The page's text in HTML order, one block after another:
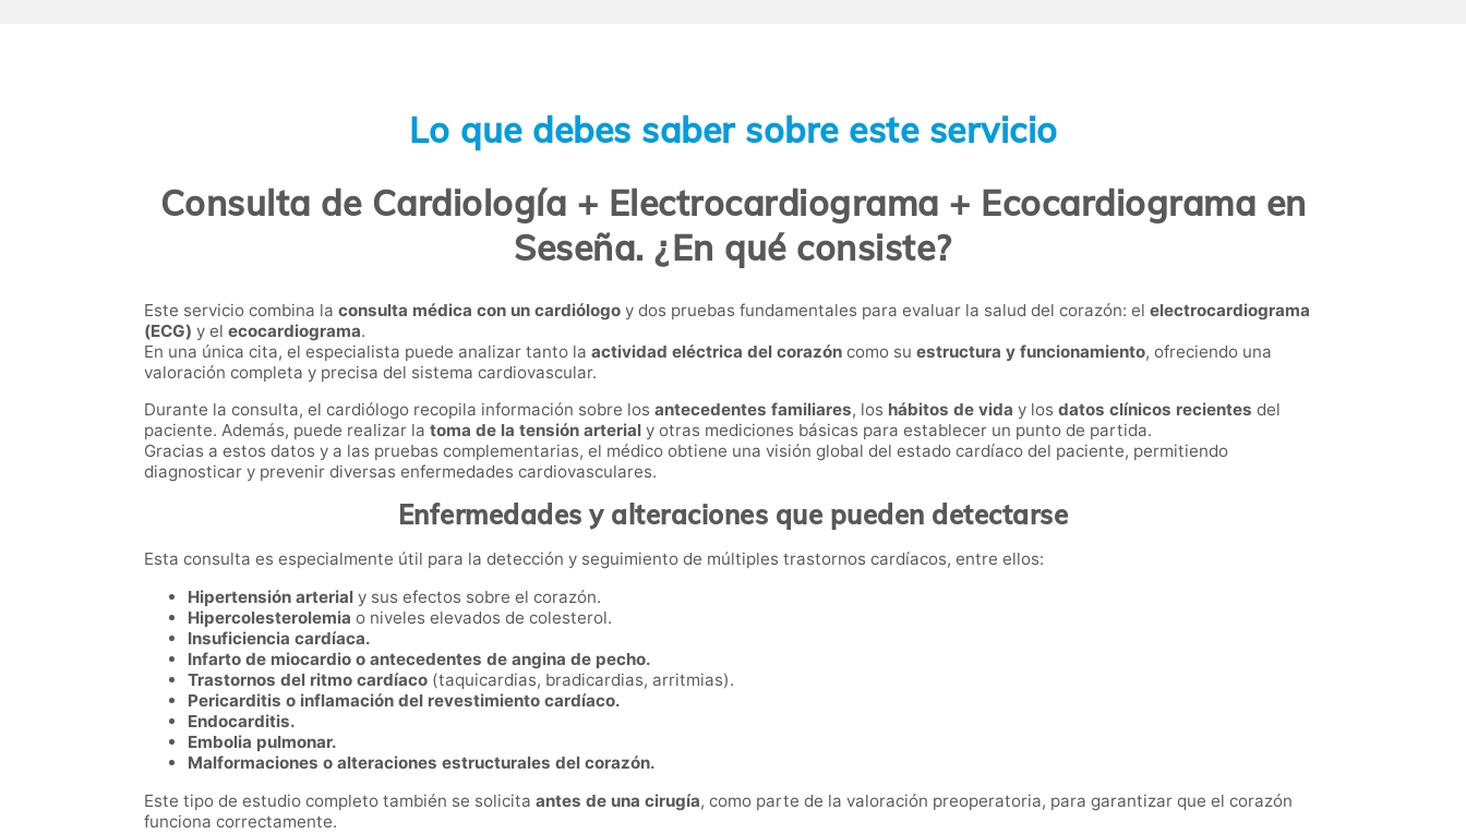
Lo que debes saber sobre este servicio
Consulta de Cardiología + Electrocardiograma + Ecocardiograma en
Seseña. ¿En qué consiste?
Este servicio combina la consulta médica con un cardiólogo y dos pruebas fundamentales para evaluar la salud del corazón: el electrocardiograma
(ECG) y el ecocardiograma.
En una única cita, el especialista puede analizar tanto la actividad eléctrica del corazón como su estructura y funcionamiento, ofreciendo una
valoración completa y precisa del sistema cardiovascular.
Durante la consulta, el cardiólogo recopila información sobre los antecedentes familiares, los hábitos de vida y los datos clínicos recientes del
paciente. Además, puede realizar la toma de la tensión arterial y otras mediciones básicas para establecer un punto de partida.
Gracias a estos datos y a las pruebas complementarias, el médico obtiene una visión global del estado cardíaco del paciente, permitiendo
diagnosticar y prevenir diversas enfermedades cardiovasculares.
Enfermedades y alteraciones que pueden detectarse
Esta consulta es especialmente útil para la detección y seguimiento de múltiples trastornos cardíacos, entre ellos:
Hipertensión arterial y sus efectos sobre el corazón.
Hipercolesterolemia o niveles elevados de colesterol.
Insuficiencia cardíaca.
Infarto de miocardio o antecedentes de angina de pecho.
Trastornos del ritmo cardíaco (taquicardias, bradicardias, arritmias).
Pericarditis o inflamación del revestimiento cardíaco.
Endocarditis.
Embolia pulmonar.
Malformaciones o alteraciones estructurales del corazón.
Este tipo de estudio completo también se solicita antes de una cirugía, como parte de la valoración preoperatoria, para garantizar que el corazón
funciona correctamente.